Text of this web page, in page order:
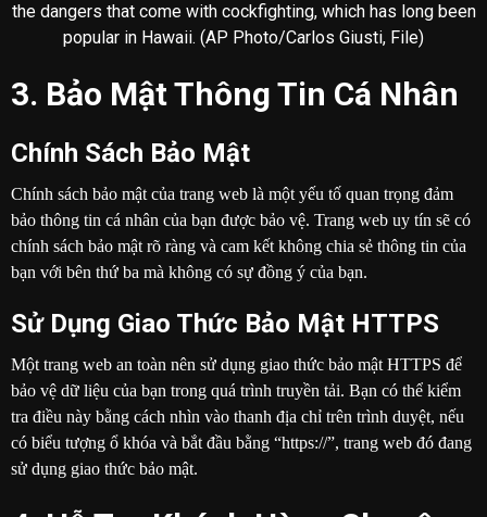
the dangers that come with cockfighting, which has long been
popular in Hawaii. (AP Photo/Carlos Giusti, File)
3. Bảo Mật Thông Tin Cá Nhân
Chính Sách Bảo Mật
Chính sách bảo mật của trang web là một yếu tố quan trọng đảm
bảo thông tin cá nhân của bạn được bảo vệ. Trang web uy tín sẽ có
chính sách bảo mật rõ ràng và cam kết không chia sẻ thông tin của
bạn với bên thứ ba mà không có sự đồng ý của bạn.
Sử Dụng Giao Thức Bảo Mật HTTPS
Một trang web an toàn nên sử dụng giao thức bảo mật HTTPS để
bảo vệ dữ liệu của bạn trong quá trình truyền tải. Bạn có thể kiểm
tra điều này bằng cách nhìn vào thanh địa chỉ trên trình duyệt, nếu
có biểu tượng ổ khóa và bắt đầu bằng “https://”, trang web đó đang
sử dụng giao thức bảo mật.